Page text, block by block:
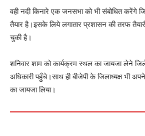
वही नदी किनारे एक जनसभा को भी संबोधित करेंगे
तैयार है।इसके लिये लगातार प्रशासन की तरफ
चुकी है।
शनिवार शाम को कार्यक्रम स्थल का जायजा लेने
अधिकारी पहुँचे।साथ ही बीजेपी के जिलाध्यक्ष भी
का जायजा लिया।